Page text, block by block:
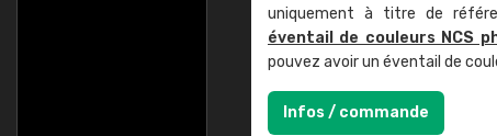
uniquement à titre de
éventail de couleurs NCS
pouvez avoir un éventail de
Infos / commande